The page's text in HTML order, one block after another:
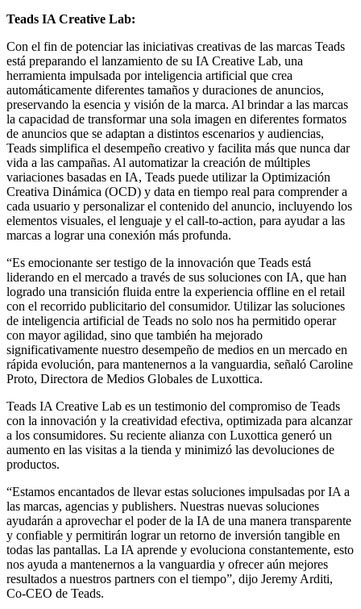
Teads IA Creative Lab:
Con el fin de potenciar las iniciativas creativas de las marcas Teads
está preparando el lanzamiento de su IA Creative Lab, una
herramienta impulsada por inteligencia artificial que crea
automáticamente diferentes tamaños y duraciones de anuncios,
preservando la esencia y visión de la marca. Al brindar a las marcas
la capacidad de transformar una sola imagen en diferentes formatos
de anuncios que se adaptan a distintos escenarios y audiencias,
Teads simplifica el desempeño creativo y facilita más que nunca dar
vida a las campañas. Al automatizar la creación de múltiples
variaciones basadas en IA, Teads puede utilizar la Optimización
Creativa Dinámica (OCD) y data en tiempo real para comprender a
cada usuario y personalizar el contenido del anuncio, incluyendo los
elementos visuales, el lenguaje y el call-to-action, para ayudar a las
marcas a lograr una conexión más profunda.
“Es emocionante ser testigo de la innovación que Teads está
liderando en el mercado a través de sus soluciones con IA, que han
logrado una transición fluida entre la experiencia offline en el retail
con el recorrido publicitario del consumidor. Utilizar las soluciones
de inteligencia artificial de Teads no solo nos ha permitido operar
con mayor agilidad, sino que también ha mejorado
significativamente nuestro desempeño de medios en un mercado en
rápida evolución, para mantenernos a la vanguardia, señaló Caroline
Proto, Directora de Medios Globales de Luxottica.
Teads IA Creative Lab es un testimonio del compromiso de Teads
con la innovación y la creatividad efectiva, optimizada para alcanzar
a los consumidores. Su reciente alianza con Luxottica generó un
aumento en las visitas a la tienda y minimizó las devoluciones de
productos.
“Estamos encantados de llevar estas soluciones impulsadas por IA a
las marcas, agencias y publishers. Nuestras nuevas soluciones
ayudarán a aprovechar el poder de la IA de una manera transparente
y confiable y permitirán lograr un retorno de inversión tangible en
todas las pantallas. La IA aprende y evoluciona constantemente, esto
nos ayuda a mantenernos a la vanguardia y ofrecer aún mejores
resultados a nuestros partners con el tiempo”, dijo Jeremy Arditi,
Co-CEO de Teads.